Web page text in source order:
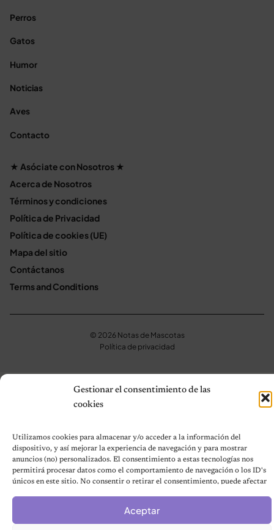
Gestionar el consentimiento de las
cookies
Utilizamos cookies para almacenar y/o acceder a la información del
dispositivo, y así mejorar la experiencia de navegación y para mostrar
anuncios (no) personalizados. El consentimiento a estas tecnologías nos
permitirá procesar datos como el comportamiento de navegación o los ID's
únicos en este sitio. No consentir o retirar el consentimiento, puede afectar
Aceptar
Perros
Gatos
Humor
Noticias
Aves
Contacto
★ Asóciate con Nosotros ★
Acerca de Nosotros
Términos y condiciones
Política de Privacidad
Política de cookies (UE)
Mapa del sitio
Contáctanos
Terms and Conditions
© 2026 Notas de Mascotas
Política de privacidad